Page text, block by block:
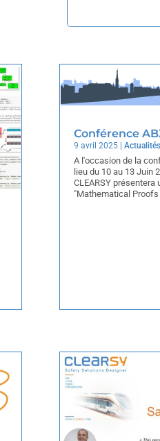
Conférence
9 avril 2025| Actualités
A l'occasion de la
lieu du 10 au 13 Juin
CLEARSY
"Mathematical Proofs